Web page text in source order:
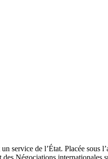
de l’État. Placée sous
Négociations internationales